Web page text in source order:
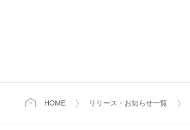
HOME リリース・お知らせ一覧